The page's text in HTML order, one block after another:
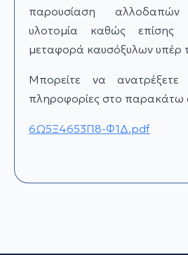
παρουσίαση
υλοτομία καθώς επίσης
μεταφορά καυσόξυλων υπέρ
Μπορείτε να ανατρέξετε
πληροφορίες στο παρακάτω
6Ω5Ξ4653Π8-Φ1Δ.pdf